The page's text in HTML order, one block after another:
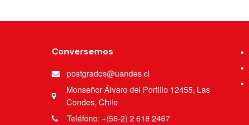
Conversemos
postgrados@uandes.cl
Monseñor Álvaro del Portillo 12455, Las
Condes, Chile
Teléfono: +(56-2) 2 618 2467